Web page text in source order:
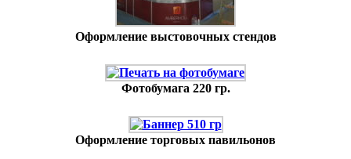
Оформление выстовочных стендов
Фотобумага 220 гр.
Оформление торговых павильонов